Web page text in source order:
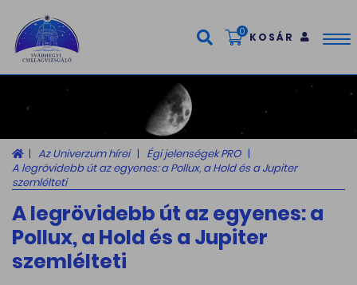
0 KOSÁR
Az Univerzum hírei
Égi jelenségek PRO
A legrövidebb út az egyenes: a Pollux, a Hold és a Jupiter
szemlélteti
A legrövidebb út az egyenes: a
Pollux, a Hold és a Jupiter
szemlélteti